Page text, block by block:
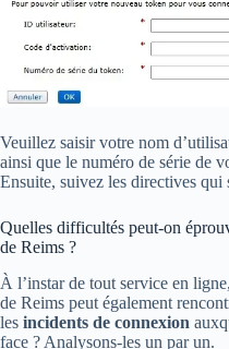
Veuillez saisir votre nom
ainsi que le numéro de série de
Ensuite, suivez les directives qui
Quelles difficultés peut-on
de Reims ?
À l’instar de tout service en
de Reims peut également
les incidents de connexion
face ? Analysons-les un par un.